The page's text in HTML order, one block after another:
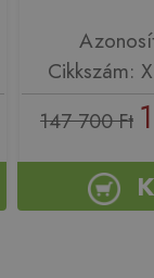
Cikkszám:
147 700 Ft